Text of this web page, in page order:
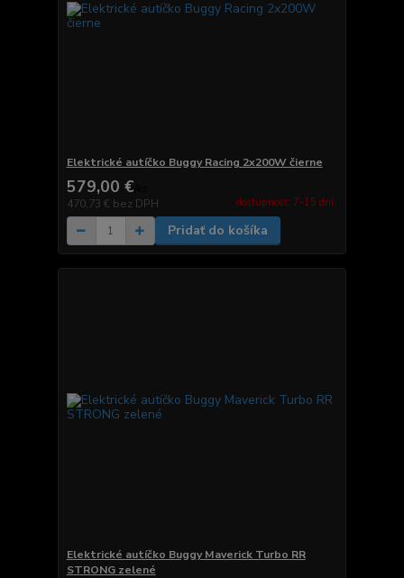
Elektrické autíčko Buggy Racing 2x200W čierne
579,00 €
470,73 € bez DPH dostupnosť: 7-15 dní
Pridať do košíka
Elektrické autíčko Buggy Maverick Turbo RR
STRONG zelené